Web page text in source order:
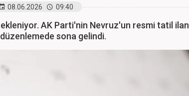
08.06.2026 09:40
AK Parti'nin Nevruz'un resmi tatil ilan
sona gelindi.